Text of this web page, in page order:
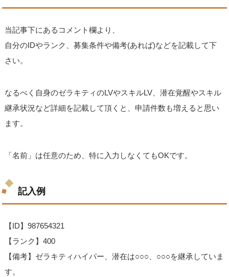
当記事下にあるコメント欄より、
自分のIDやランク、募集条件や備考(あれば)などを記載して下
さい。
なるべく自身のゼラキティのLVやスキルLV、潜在覚醒やスキル
継承状況など詳細を記載して頂くと、申請件数も増えると思い
ます。
「名前」は任意のため、特に入力しなくてもOKです。
記入例
【ID】987654321
【ランク】400
【備考】ゼラキティハイパー、潜在は○○○、○○○を継承していま
す。